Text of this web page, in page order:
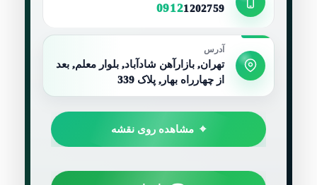
09121202759
آدرس
تهران, بازارآهن شادآباد, بلوار معلم, بعد
از چهارراه بهار, پلاک 339
مشاهده روی نقشه